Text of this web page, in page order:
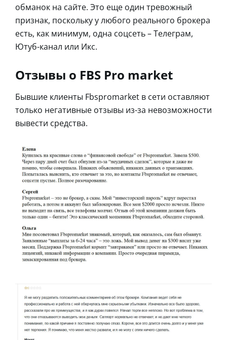
обманок на сайте. Это еще один тревожный
признак, поскольку у любого реального брокера
есть, как минимум, одна соцсеть – Телеграм,
Ютуб-канал или Икс.
Отзывы о FBS Pro market
Бывшие клиенты Fbspromarket в сети оставляют
только негативные отзывы из-за невозможности
вывести средства.